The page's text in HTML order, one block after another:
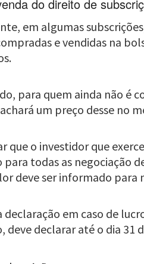
do direito de
em algumas
e vendidas na
para quem ainda não é
um preço desse no
que o investidor que
para todas as negociação
deve ser informado para
declaração em caso de
deve declarar até o dia